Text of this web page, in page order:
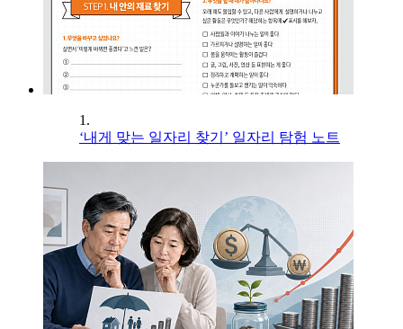
1.
‘내게 맞는 일자리 찾기’ 일자리 탐험 노트